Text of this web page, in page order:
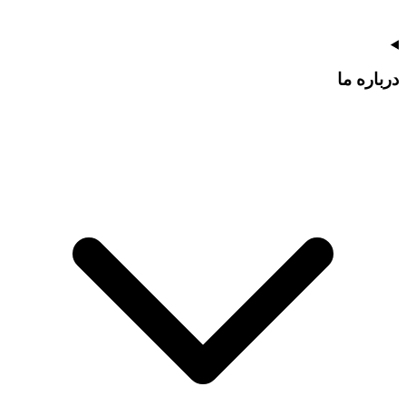
درباره ما